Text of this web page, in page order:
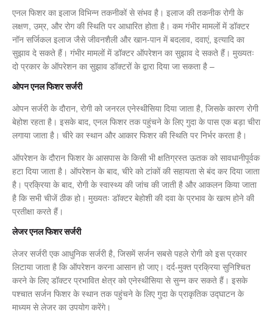
एनल फिशर का इलाज विभिन्न तकनीकों से संभव है। इलाज की तकनीक रोगी के
लक्षण, उम्र, और रोग की स्थिति पर आधारित होता है। कम गंभीर मामलों में डॉक्टर
नॉन सर्जिकल इलाज जैसे जीवनशैली और खान-पान में बदलाव, दवाएं, इत्यादि का
सुझाव दे सकते हैं। गंभीर मामलों में डॉक्टर ऑपरेशन का सुझाव दे सकते हैं। मुख्यतः
दो प्रकार के ऑपरेशन का सुझाव डॉक्टरों के द्वारा दिया जा सकता है –
ओपन एनल फिशर सर्जरी
ओपन सर्जरी के दौरान, रोगी को जनरल एनेस्थीसिया दिया जाता है, जिसके कारण रोगी
बेहोश रहता है। इसके बाद, एनल फिशर तक पहुंचने के लिए गुदा के पास एक बड़ा चीरा
लगाया जाता है। चीरे का स्थान और आकार फिशर की स्थिति पर निर्भर करता है।
ऑपरेशन के दौरान फिशर के आसपास के किसी भी क्षतिग्रस्त ऊतक को सावधानीपूर्वक
हटा दिया जाता है। ऑपरेशन के बाद, चीरे को टांकों की सहायता से बंद कर दिया जाता
है। प्रक्रिया के बाद, रोगी के स्वास्थ्य की जांच की जाती है और आकलन किया जाता
है कि सभी चीजें ठीक हो। मुख्यतः डॉक्टर बेहोशी की दवा के प्रभाव के खत्म होने की
प्रतीक्षा करते हैं।
लेजर एनल फिशर सर्जरी
लेजर सर्जरी एक आधुनिक सर्जरी है, जिसमें सर्जन सबसे पहले रोगी को इस प्रकार
लिटाया जाता है कि ऑपरेशन करना आसान हो जाए। दर्द-मुक्त प्रक्रिया सुनिश्चित
करने के लिए डॉक्टर प्रभावित क्षेत्र को एनेस्थीसिया से सुन्न कर सकते हैं। इसके
पश्चात सर्जन फिशर के स्थान तक पहुंचने के लिए गुदा के प्राकृतिक उद्घाटन के
माध्यम से लेजर का उपयोग करेंगे।